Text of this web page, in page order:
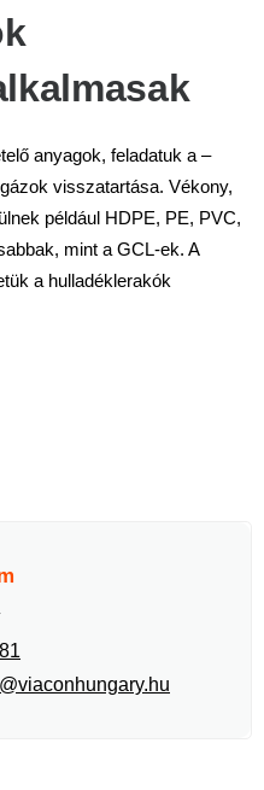
anyagok, feladatuk a –
visszatartása. Vékony,
például HDPE, PE, PVC,
mint a GCL-ek. A
a hulladéklerakók